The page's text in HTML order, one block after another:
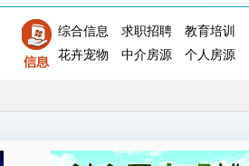
综合信息 求职招聘
教育培训
花卉宠物
中介房源 个人房源